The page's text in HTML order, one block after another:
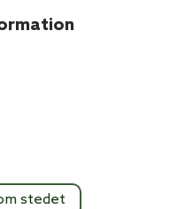
stedet